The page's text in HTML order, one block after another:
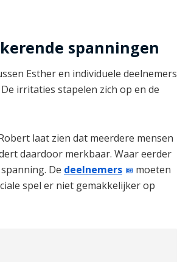
spanningen
Esther en individuele deelnemers
irritaties stapelen zich op en de
laat zien dat meerdere mensen
daardoor merkbaar. Waar eerder
De deelnemers
moeten
spel er niet gemakkelijker op